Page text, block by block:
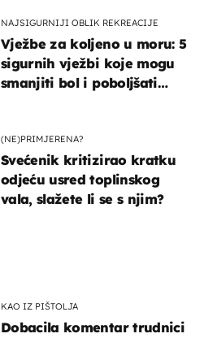
KAO IZ PIŠTOLJA
Dobacila komentar trudnici
NAJSIGURNIJI OBLIK REKREACIJE
Vježbe za koljeno u moru: 5
sigurnih vježbi koje mogu
smanjiti bol i poboljšati
(NE)PRIMJERENA?
Svećenik kritizirao kratku
odjeću usred toplinskog
vala, slažete li se s njim?